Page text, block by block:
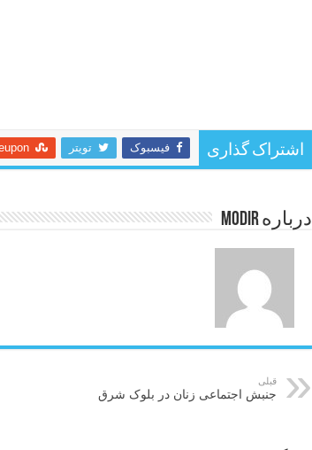
اشتراک گذاری فیسبوک تویتر
درباره modir
قبلی
جنبش اجتماعی زنان در بلوک شرق